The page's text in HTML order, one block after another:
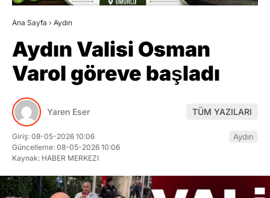
Ana Sayfa › Aydın
Aydın Valisi Osman
Varol göreve başladı
Yaren Eser TÜM YAZILARI
Giriş: 08-05-2026 10:06
Güncelleme: 08-05-2026 10:06
Kaynak: HABER MERKEZI
Aydın